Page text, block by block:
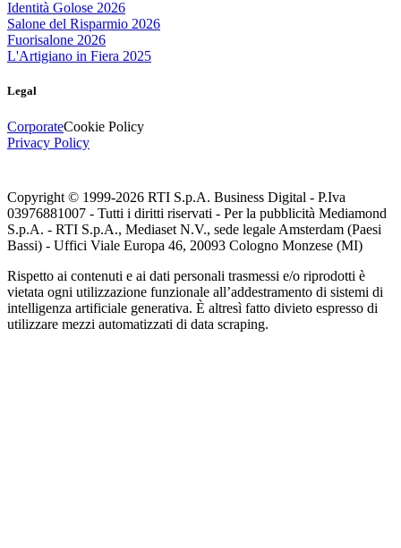
Identità Golose 2026
Salone del Risparmio 2026
Fuorisalone 2026
L'Artigiano in Fiera 2025
Legal
CorporateCookie Policy
Privacy Policy
Copyright © 1999-2026 RTI S.p.A. Business Digital - P.Iva
03976881007 - Tutti i diritti riservati - Per la pubblicità Mediamond
S.p.A. - RTI S.p.A., Mediaset N.V., sede legale Amsterdam (Paesi
Bassi) - Uffici Viale Europa 46, 20093 Cologno Monzese (MI)
Rispetto ai contenuti e ai dati personali trasmessi e/o riprodotti è
vietata ogni utilizzazione funzionale all’addestramento di sistemi di
intelligenza artificiale generativa. È altresì fatto divieto espresso di
utilizzare mezzi automatizzati di data scraping.